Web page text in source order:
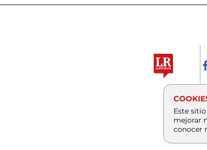
Este
mejorar
conocer